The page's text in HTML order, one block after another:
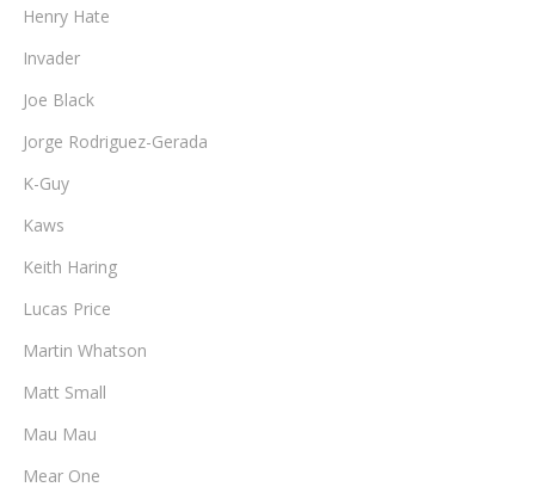
Henry Hate
Invader
Joe Black
Jorge Rodriguez-Gerada
K-Guy
Kaws
Keith Haring
Lucas Price
Martin Whatson
Matt Small
Mau Mau
Mear One